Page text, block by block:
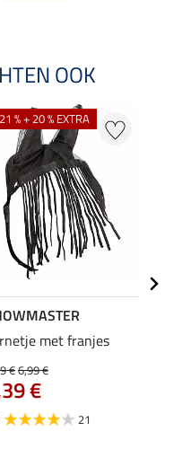
OOK
21 % + 20 % EXTRA
met franjes
€6,99 €
€
21